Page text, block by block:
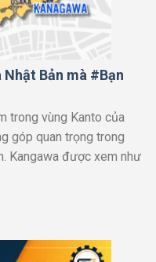
Bản mà #Bạn
trong vùng Kanto của
góp quan trọng trong
Kangawa được xem như